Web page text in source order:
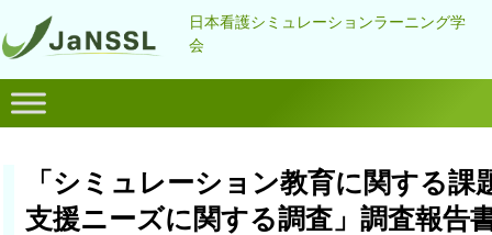
日本看護シミュレーションラーニング学
会
「シミュレーション教育に関する課
支援ニーズに関する調査」調査報告